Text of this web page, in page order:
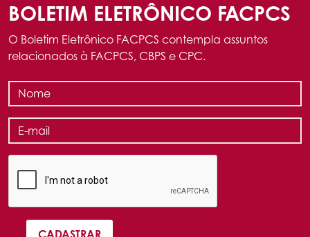
BOLETIM ELETRÔNICO FACPCS
O Boletim Eletrônico FACPCS contempla assuntos
relacionados à FACPCS, CBPS e CPC.